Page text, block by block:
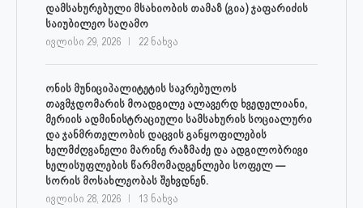
დამსახურებული მსახიობის თამაზ (გია) ჯაფარიძის
საიუბილეო საღამო
ივლისი 29, 2026 22 ნახვა
ონის მუნიციპალიტეტის საკრებულოს
თავმჯდომარის მოადგილე ალავერდ ხვედელიანი,
მერიის ადმინისტრაციული სამსახურის სოციალური
და ჯანმრთელობის დაცვის განყოფილების
ხელმძღვანელი მარინე რაზმაძე და ადგილობრივი
ხელისუფლების წარმომადგენლები სოფელ —
სორის მოსახლეობას შეხვდნენ.
ივლისი 28, 2026 13 ნახვა